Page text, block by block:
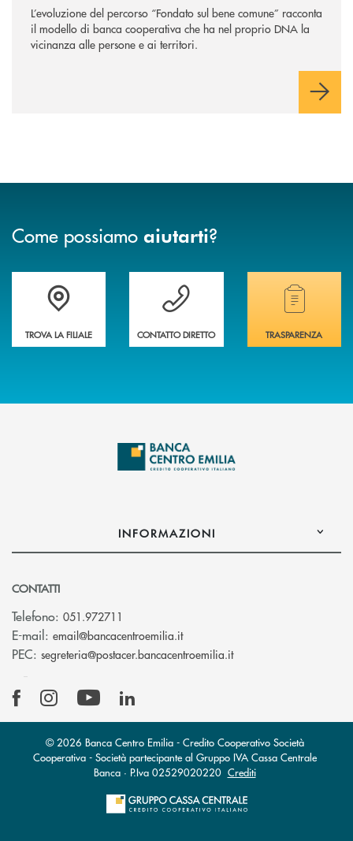
L’evoluzione del percorso “Fondato sul bene comune” racconta
il modello di banca cooperativa che ha nel proprio DNA la
vicinanza alle persone e ai territori.
Come possiamo aiutarti?
Accedi all' elenco completo delle filiali
TROVA LA FILIALE
Vuoi avere maggiori informazioni sulla
CONTATTO DIRETTO
Hai bisogno di
TRASPARENZA
INFORMAZIONI
CONTATTI
Telefono: 051.972711
E-mail: email@bancacentroemilia.it(si apre l’app di posta
PEC: segreteria@postacer.bancacentroemilia.it(si apre l’app di
© 2026 Banca Centro Emilia - Credito Cooperativo Società
Cooperativa - Società partecipante al Gruppo IVA Cassa Centrale
Banca · P.Iva 02529020220 Crediti